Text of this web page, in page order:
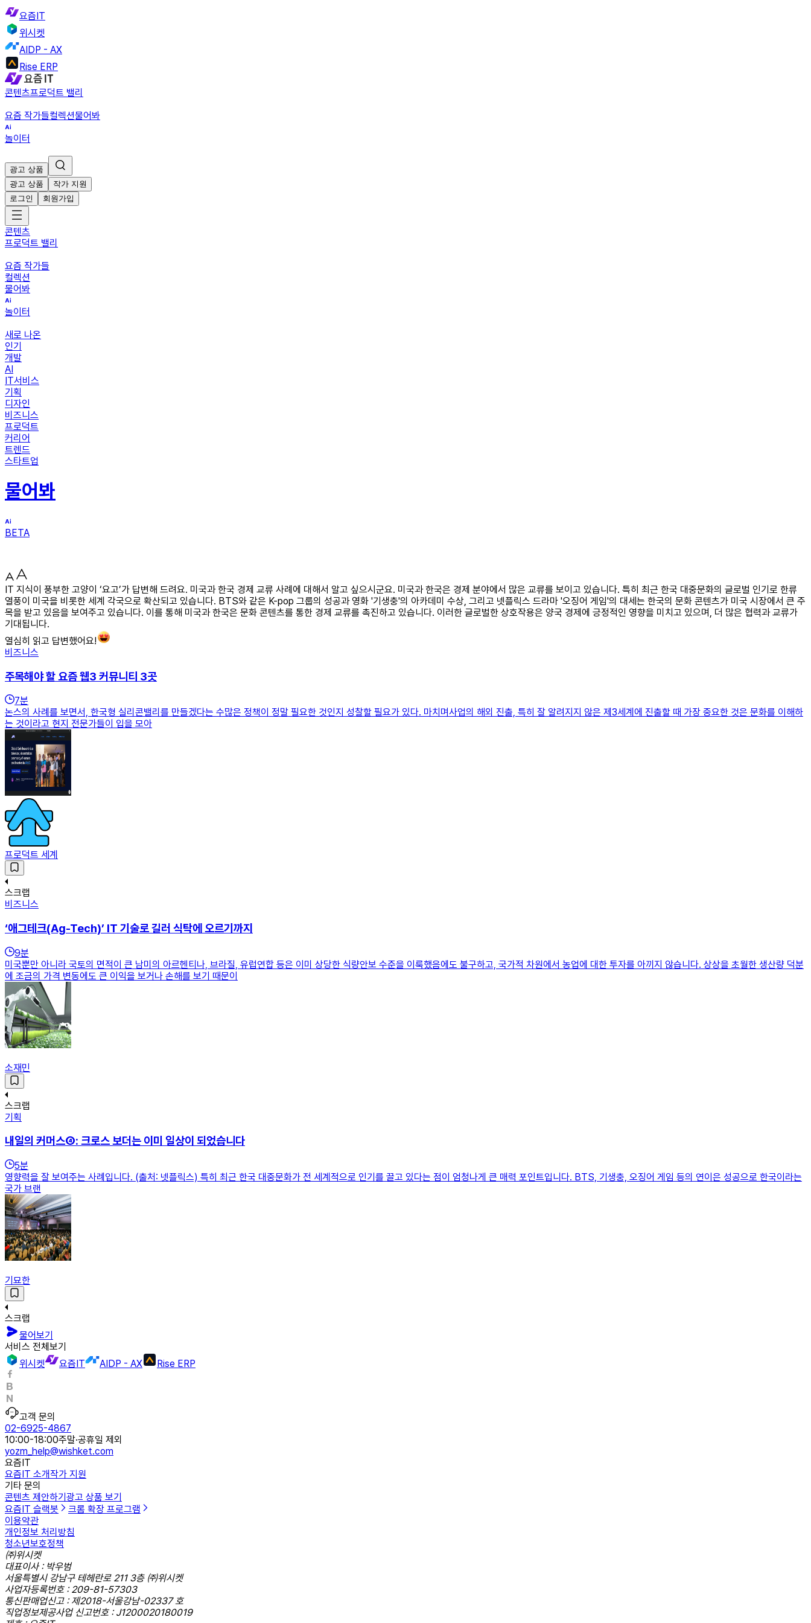
요즘IT
위시켓
AIDP - AX
Rise ERP
콘텐츠프로덕트 밸리
요즘 작가들컬렉션물어봐
놀이터
광고 상품
광고 상품
작가 지원
로그인
회원가입
콘텐츠
프로덕트 밸리
요즘 작가들
컬렉션
물어봐
놀이터
새로 나온
인기
개발
AI
IT서비스
기획
디자인
비즈니스
프로덕트
커리어
트렌드
스타트업
물어봐
BETA
IT 지식이 풍부한 고양이 ‘요고’가 답변해 드려요. 미국과 한국 경제 교류 사례에 대해서 알고 싶으시군요. 미국과 한국은 경제 분야에서 많은 교류를 보이고 있습니다. 특히 최근 한국 대중문화의 글로벌 인기로 한류
열풍이 미국을 비롯한 세계 각국으로 확산되고 있습니다. BTS와 같은 K-pop 그룹의 성공과 영화 '기생충'의 아카데미 수상, 그리고 넷플릭스 드라마 '오징어 게임'의 대세는 한국의 문화 콘텐츠가 미국 시장에서 큰 주
목을 받고 있음을 보여주고 있습니다. 이를 통해 미국과 한국은 문화 콘텐츠를 통한 경제 교류를 촉진하고 있습니다. 이러한 글로벌한 상호작용은 양국 경제에 긍정적인 영향을 미치고 있으며, 더 많은 협력과 교류가
기대됩니다.
열심히 읽고 답변했어요!
비즈니스
주목해야 할 요즘 웹3 커뮤니티 3곳
7분
논스의 사례를 보면서, 한국형 실리콘밸리를 만들겠다는 수많은 정책이 정말 필요한 것인지 성찰할 필요가 있다. 마치며사업의 해외 진출, 특히 잘 알려지지 않은 제3세계에 진출할 때 가장 중요한 것은 문화를 이해하
는 것이라고 현지 전문가들이 입을 모아
프로덕트 세계
스크랩
비즈니스
‘애그테크(Ag-Tech)’ IT 기술로 길러 식탁에 오르기까지
9분
미국뿐만 아니라 국토의 면적이 큰 남미의 아르헨티나, 브라질, 유럽연합 등은 이미 상당한 식량안보 수준을 이룩했음에도 불구하고, 국가적 차원에서 농업에 대한 투자를 아끼지 않습니다. 상상을 초월한 생산량 덕분
에 조금의 가격 변동에도 큰 이익을 보거나 손해를 보기 때문이
소재민
스크랩
기획
내일의 커머스④: 크로스 보더는 이미 일상이 되었습니다
5분
영향력을 잘 보여주는 사례입니다. (출처: 넷플릭스) 특히 최근 한국 대중문화가 전 세계적으로 인기를 끌고 있다는 점이 엄청나게 큰 매력 포인트입니다. BTS, 기생충, 오징어 게임 등의 연이은 성공으로 한국이라는
국가 브랜
기묘한
스크랩
물어보기
서비스 전체보기
위시켓
요즘IT AIDP - AX Rise ERP
고객 문의
02-6925-4867
10:00-18:00주말·공휴일 제외
yozm_help@wishket.com
요즘IT
요즘IT 소개작가 지원
기타 문의
콘텐츠 제안하기 광고 상품 보기
요즘IT 슬랙봇
크롬 확장 프로그램
이용약관
개인정보 처리방침
청소년보호정책
㈜위시켓
대표이사 : 박우범
서울특별시 강남구 테헤란로 211 3층 ㈜위시켓
사업자등록번호 : 209-81-57303
통신판매업신고 : 제2018-서울강남-02337 호
직업정보제공사업 신고번호 : J1200020180019